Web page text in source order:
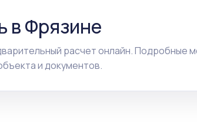
в Фрязине
расчет онлайн. Подробные
и документов.